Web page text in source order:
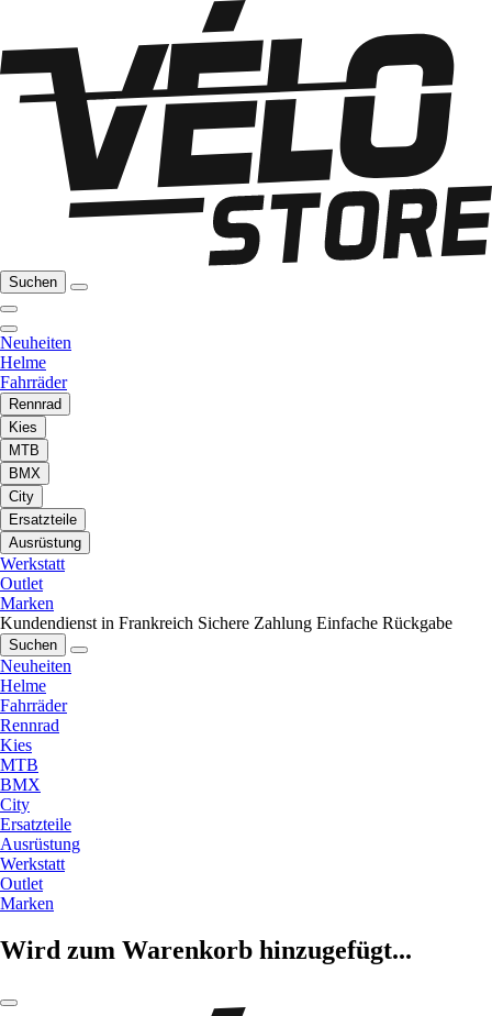
Suchen
Neuheiten
Helme
Fahrräder
Rennrad
Kies
MTB
BMX
City
Ersatzteile
Ausrüstung
Werkstatt
Outlet
Marken
Kundendienst in Frankreich Sichere Zahlung Einfache Rückgabe
Suchen
Neuheiten
Helme
Fahrräder
Rennrad
Kies
MTB
BMX
City
Ersatzteile
Ausrüstung
Werkstatt
Outlet
Marken
Wird zum Warenkorb hinzugefügt...